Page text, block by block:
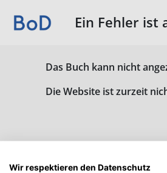
Ein Fehler ist
Das Buch kann nicht
Die Website ist zurzeit
Wir respektieren den Datenschutz